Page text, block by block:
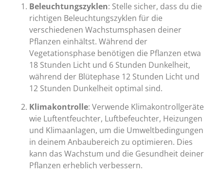
Beleuchtungszyklen: Stelle sicher, dass du die
richtigen Beleuchtungszyklen für die
verschiedenen Wachstumsphasen deiner
Pflanzen einhältst. Während der
Vegetationsphase benötigen die Pflanzen etwa
18 Stunden Licht und 6 Stunden Dunkelheit,
während der Blütephase 12 Stunden Licht und
12 Stunden Dunkelheit optimal sind.
Klimakontrolle: Verwende Klimakontrollgeräte
wie Luftentfeuchter, Luftbefeuchter, Heizungen
und Klimaanlagen, um die Umweltbedingungen
in deinem Anbaubereich zu optimieren. Dies
kann das Wachstum und die Gesundheit deiner
Pflanzen erheblich verbessern.